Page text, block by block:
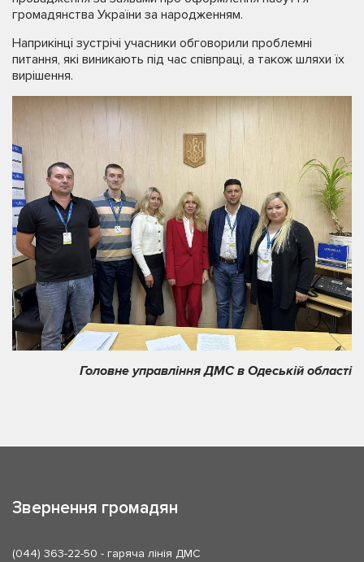
громадянства України за народженням.
Наприкінці зустрічі учасники обговорили проблемні
питання, які виникають під час співпраці, а також шляхи їх
вирішення.
Головне управління ДМС в Одеській області
Звернення громадян
(044) 363-22-50 - гаряча лінія ДМС